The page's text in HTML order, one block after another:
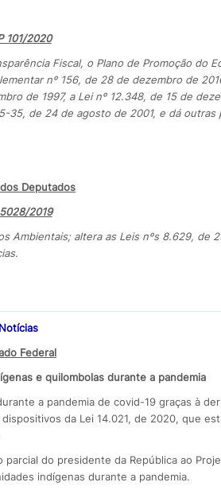
101/2020
Fiscal, o Plano de Promoção do
nº 156, de 28 de dezembro de
de 1997, a Lei nº 12.348, de 15 de
35, de 24 de agosto de 2001, e dá outras
Deputados
2019
Ambientais; altera as Leis nºs 8.629, de
Notícias
Federal
e quilombolas durante a pandemia
a pandemia de covid-19 graças à
da Lei 14.021, de 2020, que
do presidente da República ao
indígenas durante a pandemia.